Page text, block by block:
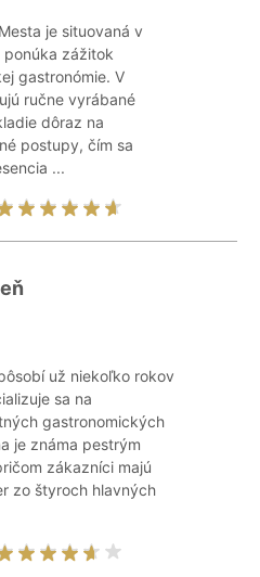
je situovaná v
zážitok
gastronómie. V
ručne vyrábané
dôraz na
postupy, čím sa
...
už niekoľko rokov
sa na
gastronomických
je známa pestrým
zákazníci majú
zo štyroch hlavných